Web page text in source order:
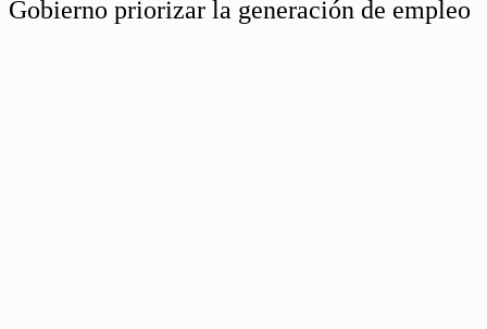
Gobierno priorizar la generación de empleo